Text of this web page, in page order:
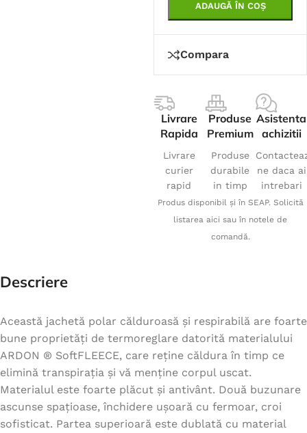
ADAUGĂ ÎN COȘ
Compara
Livrare
Rapida
Livrare
curier
rapid
Produse
Premium
Produse
durabile
in timp
Asistenta
achizitii
ne daca ai
intrebari
Produs disponibil și în SEAP. Solicită
listarea aici sau în notele de
comandă.
Descriere
Această jachetă polar călduroasă și respirabilă are foarte
bune proprietăți de termoreglare datorită materialului
ARDON ® SoftFLEECE, care reține căldura în timp ce
elimină transpirația și vă menține corpul uscat.
Materialul este foarte plăcut și antivânt. Două buzunare
ascunse spațioase, închidere ușoară cu fermoar, croi
sofisticat. Partea superioară este dublată cu material